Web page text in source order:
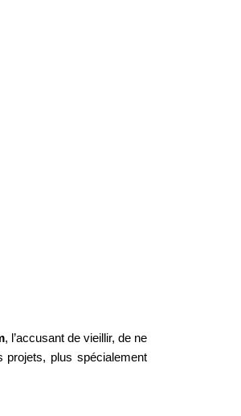
, l’accusant de vieillir, de ne
projets, plus spécialement